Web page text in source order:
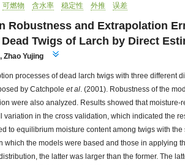
可燃物 含水率 稳定性 外推 误差
Robustness and Extrapolation
Twigs of Larch by Direct
,Zhao Yujing
processes of dead larch twigs with three different
byCatchpoleet al. (2001). Robustness of the
were also analyzed. Results showed that
variation in the cross validation, which indicated the
to equilibrium moisture content among twigs with
which the models were based and those in applying
the latter was larger than the former. The